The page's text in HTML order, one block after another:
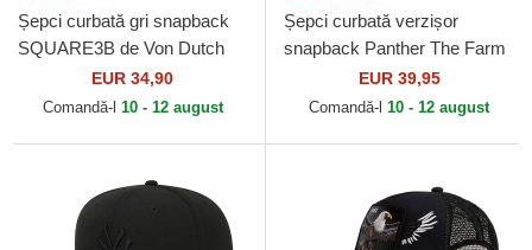
Șepci curbată gri snapback
SQUARE3B de Von Dutch
EUR 34,90
Comandă-l 10 - 12 august
Șepci curbată verzișor
snapback Panther The Farm
Goorin Bros.EUR 39,95
Comandă-l 10 - 12 august